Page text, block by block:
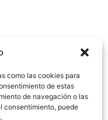
como las cookies para
de estas
de navegación o las
consentimiento, puede